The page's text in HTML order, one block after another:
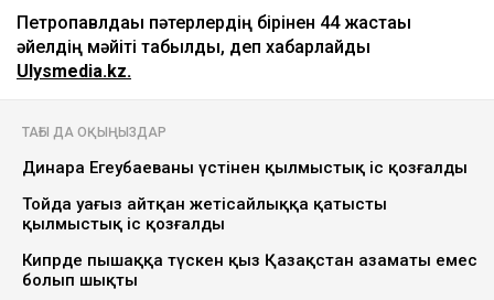
Петропавлдағы пәтерлердің бірінен 44 жастағы
әйелдің мәйіті табылды, деп хабарлайды
Ulysmedia.kz.
ТАҒЫ ДА ОҚЫҢЫЗДАР
Динара Егеубаеваның үстінен қылмыстық іс қозғалды
Тойда уағыз айтқан жетісайлыққа қатысты
қылмыстық іс қозғалды
Кипрде пышаққа түскен қыз Қазақстан азаматы емес
болып шықты